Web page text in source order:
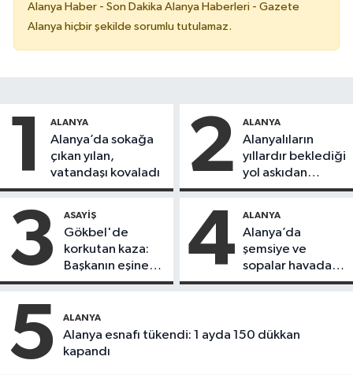
Alanya Haber - Son Dakika Alanya Haberleri - Gazete
Alanya hiçbir şekilde sorumlu tutulamaz.
1 ALANYA
Alanya’da sokağa
çıkan yılan,
vatandaşı kovaladı
2 ALANYA
Alanyalıların
yıllardır beklediği
yol askıdan
döndü
3 ASAYIŞ
Gökbel'de
korkutan kaza:
Başkanın eşine
motosiklet çarptı
4 ALANYA
Alanya’da
şemsiye ve
sopalar havada
uçuştu
5 ALANYA
Alanya esnafı tükendi: 1 ayda 150 dükkan
kapandı